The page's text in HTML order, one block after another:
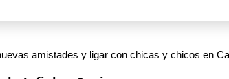
amistades y ligar con chicas y chicos en